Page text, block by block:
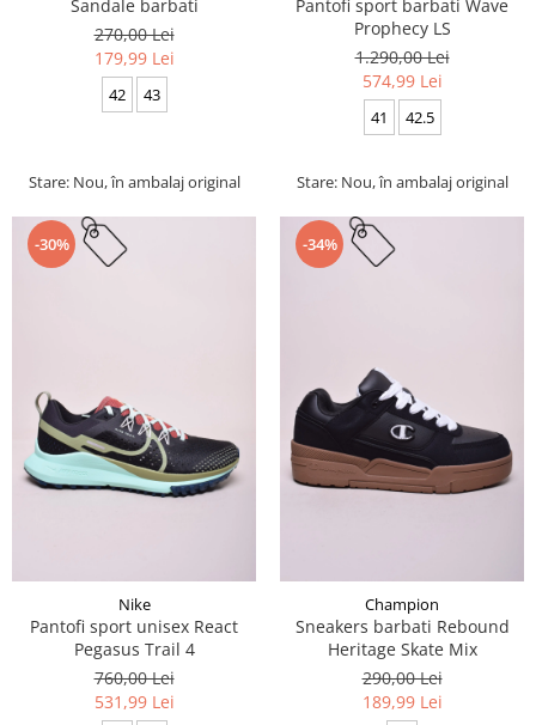
Sandale barbati
270,00 Lei
179,99 Lei
42 43
Stare: Nou, în ambalaj original
Pantofi sport barbati Wave
Prophecy LS
1.290,00 Lei
574,99 Lei
41 42.5
Stare: Nou, în ambalaj original
-30%
Nike
Pantofi sport unisex React
Pegasus Trail 4
760,00 Lei
531,99 Lei
-34%
Champion
Sneakers barbati Rebound
Heritage Skate Mix
290,00 Lei
189,99 Lei